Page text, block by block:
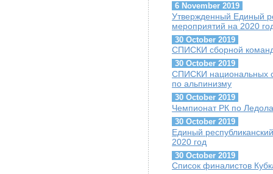
6 November 2019
Утвержденный Единый
мероприятий на 2020
30 October 2019
СПИСКИ сборной
30 October 2019
СПИСКИ национальных
по альпинизму
30 October 2019
Чемпионат РК по
30 October 2019
Единый
2020 год
30 October 2019
Список финалистов